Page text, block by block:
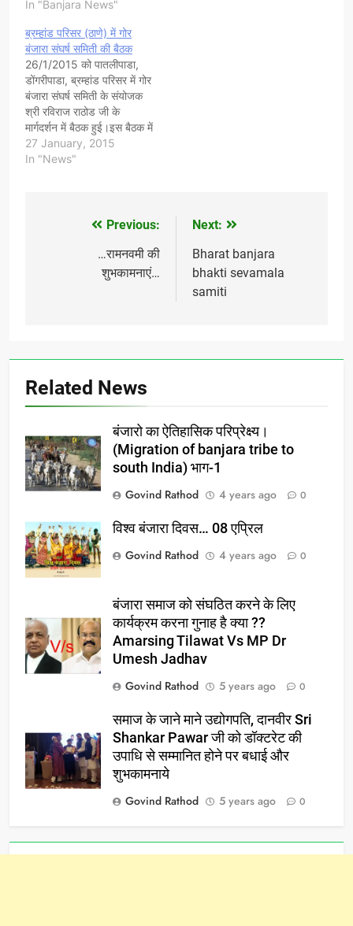
की बैठक संपन्न हुई।इस बैठक के
और बहनों को नये साल की
शुभकामनाएं देते…
In "Banjara News"
ब्रम्हांड परिसर (ठाणे) में गोर
बंजारा संघर्ष समिती की बैठक
26/1/2015 को पातलीपाडा,
डोंगरीपाडा, ब्रम्हांड परिसर में गोर
बंजारा संघर्ष समिती के संयोजक
श्री रविराज राठोड जी के
मार्गदर्शन में बैठक हुई।इस बैठक में
कई गरिब भाई बहनों को गोर
बंजारा संघर्ष समिती के बारे में
27 January, 2015
In "News"
navigation
Previous:
…रामनवमी की
शुभकामनाएं…
Next:
Bharat banjara
bhakti sevamala
samiti
Related News
बंजारो का ऐतिहासिक परिप्रेक्ष्य।
(Migration of banjara tribe to
south India) भाग-1
Govind Rathod
4 years ago 0
विश्व बंजारा दिवस… 08 एप्रिल
Govind Rathod
4 years ago 0
बंजारा समाज को संघठित करने के लिए
कार्यक्रम करना गुनाह है क्या ??
Amarsing Tilawat Vs MP Dr
Umesh Jadhav
Govind Rathod
5 years ago 0
समाज के जाने माने उद्योगपति, दानवीर Sri
Shankar Pawar जी को डॉक्टरेट की
उपाधि से सम्मानित होने पर बधाई और
शुभकामनाये
Govind Rathod
5 years ago 0